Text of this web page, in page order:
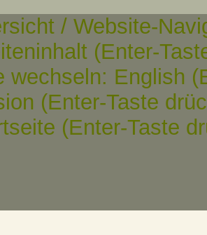
/ Website-
(Enter-
wechseln: English
(Enter-Taste
(Enter-Taste